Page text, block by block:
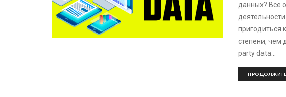
данных? Все
пригодиться
степени, чем
party data...